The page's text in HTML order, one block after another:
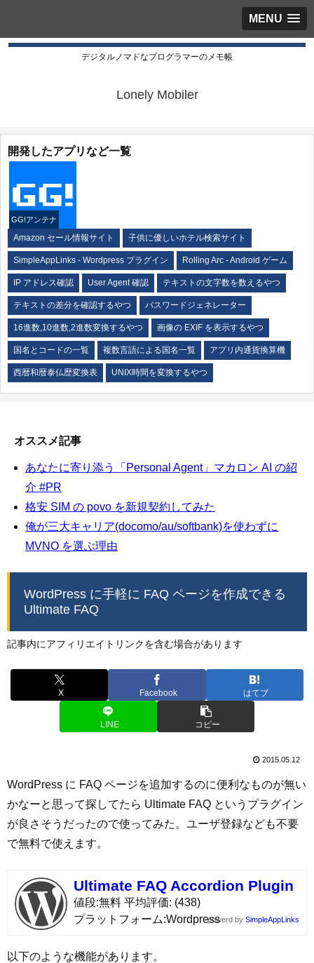
MENU
デジタルノマドなプログラマーのメモ帳
Lonely Mobiler
開発したアプリなど一覧
GG!アンテナ
Amazon セール情報サイト 子供に優しいホテル検索サイト
SimpleAppLinks - Wordpress プラグイン Rolling Arc - Android ゲーム
IP アドレス確認 User Agent 確認 テキストの文字数を数えるやつ
テキストの差分を確認するやつ パスワードジェネレーター
16進数,10進数,2進数変換するやつ 画像の EXIF を表示するやつ
国名とコードの一覧 複数言語による国名一覧 アプリ内通貨換算機
西暦和暦泰仏歴変換表 UNIX時間を変換するやつ
オススメ記事
あなたに寄り添う「Personal Agent」マカロン AI の紹
介 #PR
格安 SIM の povo を新規契約してみた
俺が三大キャリア(docomo/au/softbank)を使わずに
MVNO を選ぶ理由
WordPress に手軽に FAQ ページを作成できる
Ultimate FAQ
記事内にアフィリエイトリンクを含む場合があります
X Facebook はてブ
LINE コピー
2015.05.12
WordPress に FAQ ページを追加するのに便利なものが無い
かなーと思って探してたら Ultimate FAQ というプラグイン
が良さそうだったので使ってみた。ユーザ登録なども不要
で無料で使えます。
Ultimate FAQ Accordion Plugin
値段 無料 平均評価 (438)
プラットフォーム Wordpresspowerd by SimpleAppLinks
以下のような機能があります。